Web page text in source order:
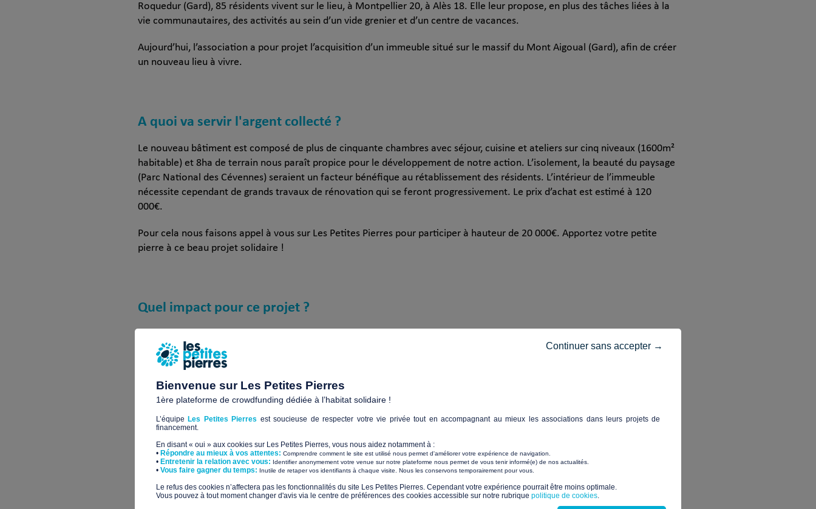
Roquedur (Gard), 85 résidents vivent sur le lieu, à Montpellier 20, à Alès 18. Elle leur propose, en plus des tâches liées à la
vie communautaires, des activités au sein d’un vide grenier et d’un centre de vacances.
Aujourd’hui, l’association a pour projet l’acquisition d’un immeuble situé sur le massif du Mont Aigoual (Gard), afin de créer
un nouveau lieu à vivre.
A quoi va servir l'argent collecté ?
Le nouveau bâtiment est composé de plus de cinquante chambres avec séjour, cuisine et ateliers sur cinq niveaux (1600m²
habitable) et 8ha de terrain nous paraît propice pour le développement de notre action. L’isolement, la beauté du paysage
(Parc National des Cévennes) seraient un facteur bénéfique au rétablissement des résidents. L’intérieur de l’immeuble
nécessite cependant de grands travaux de rénovation qui se feront progressivement. Le prix d’achat est estimé à 120
000€.
Pour cela nous faisons appel à vous sur Les Petites Pierres pour participer à hauteur de 20 000€. Apportez votre petite
pierre à ce beau projet solidaire !
Quel impact pour ce projet ?
P5946
communauté la Celle Guy perez
Bienvenue sur Les Petites Pierres
1ère plateforme de crowdfunding dédiée à l’habitat solidaire !
L’équipe Les Petites Pierres est soucieuse de respecter votre vie privée tout en accompagnant au mieux les associations dans leurs projets de
financement.
En disant « oui » aux cookies sur Les Petites Pierres, vous nous aidez notamment à :
• Répondre au mieux à vos attentes: Comprendre comment le site est utilisé nous permet d'améliorer votre expérience de navigation.
• Entretenir la relation avec vous: Identifier anonymement votre venue sur notre plateforme nous permet de vous tenir informé(e) de nos actualités.
​• Vous faire gagner du temps: Inutile de retaper vos identifiants à chaque visite. Nous les conservons temporairement pour vous.
​Le refus des cookies n’affectera pas les fonctionnalités du site Les Petites Pierres. Cependant votre expérience pourrait être moins optimale.​
Vous pouvez à tout moment changer d'avis via le centre de préférences des cookies accessible sur notre rubrique politique de cookies.
Continuer sans accepter →